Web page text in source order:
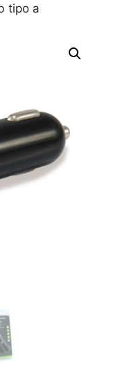
tipo a